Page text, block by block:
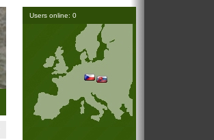
Users online: 0